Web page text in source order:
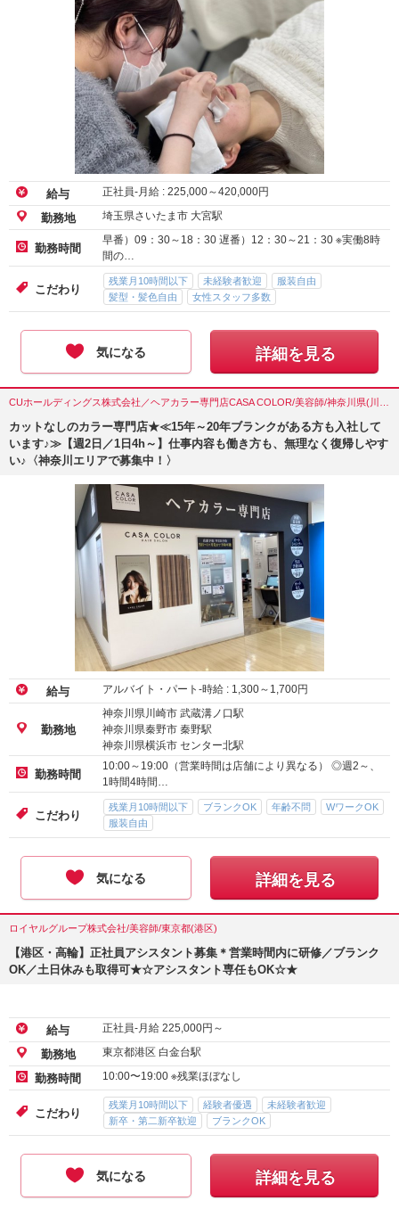
給与 正社員-月給 : 225,000～420,000円
勤務地 埼玉県さいたま市 大宮駅
勤務時間
早番）09：30～18：30 遅番）12：30～21：30 ※実働8時
間の…
こだわり
残業月10時間以下 未経験者歓迎
服装自由
髪型・髪色自由
女性スタッフ多数
気になる 詳細を見る
カットなしのカラー専門店★≪15年～20年ブランクがある方も入社して
います♪≫【週2日／1日4h～】仕事内容も働き方も、無理なく復帰しやす
い♪〈神奈川エリアで募集中！〉
給与 アルバイト・パート-時給 : 1,300～ 1,700円
勤務地
神奈川県川崎市 武蔵溝ノ口駅
神奈川県秦野市 秦野駅
神奈川県横浜市 センター北駅
勤務時間
10:00～19:00（営業時間は店舗により異なる） ◎週2～、
1時間4時間…
こだわり
残業月10時間以下 ブランクOK 年齢不問
WワークOK
服装自由
気になる 詳細を見る
ロイヤルグループ株式会社/美容師/東京都(港区)
【港区・高輪】正社員アシスタント募集＊営業時間内に研修／ブランク
OK／土日休みも取得可★☆アシスタント専任もOK☆★
給与 正社員-月給225,000 円～